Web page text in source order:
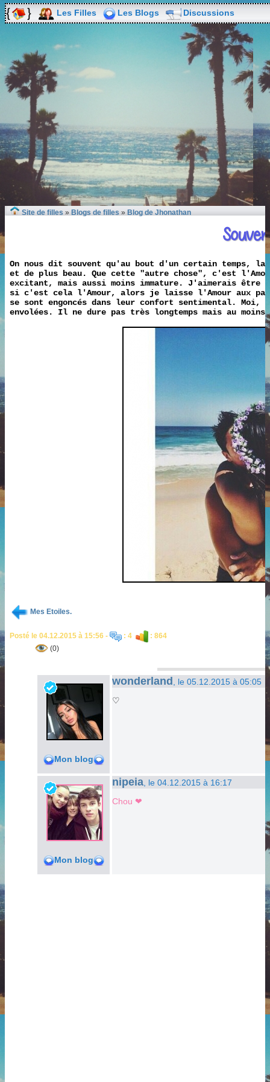
Les Filles Les Blogs Discussions
Site de filles » Blogs de filles » Blog de Jhonathan
On nous dit souvent qu'au bout d'un certain temps,
et de plus beau. Que cette "autre chose", c'est
excitant, mais aussi moins immature. J'aimerais être
si c'est cela l'Amour, alors je laisse l'Amour aux
se sont engoncés dans leur confort sentimental. Moi,
envolées. Il ne dure pas très longtemps mais au
Mes Etoiles.
Posté le 04.12.2015 à 15:56 - : 4
: 864
(0)
Mon blog
wonderland
, le 05.12.2015 à 05:05
♡
Mon blog
nipeia , le 04.12.2015 à 16:17
Chou ❤